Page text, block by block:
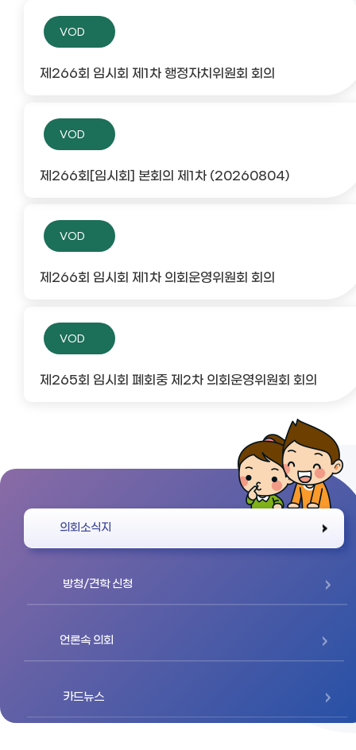
VOD
제266회 임시회 제1차 행정자치위원회 회의
VOD
제266회[임시회] 본회의 제1차 (20260804)
VOD
제266회 임시회 제1차 의회운영위원회 회의
VOD
제265회 임시회 폐회중 제2차 의회운영위원회 회의
의회소식지
방청/견학 신청
언론속 의회
카드뉴스